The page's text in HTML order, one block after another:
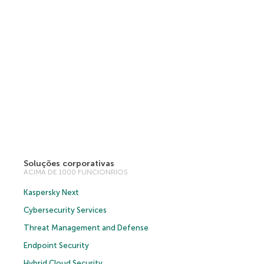
Soluções corporativas
ACIMA DE 1000 FUNCIONRIOS
Kaspersky Next
Cybersecurity Services
Threat Management and Defense
Endpoint Security